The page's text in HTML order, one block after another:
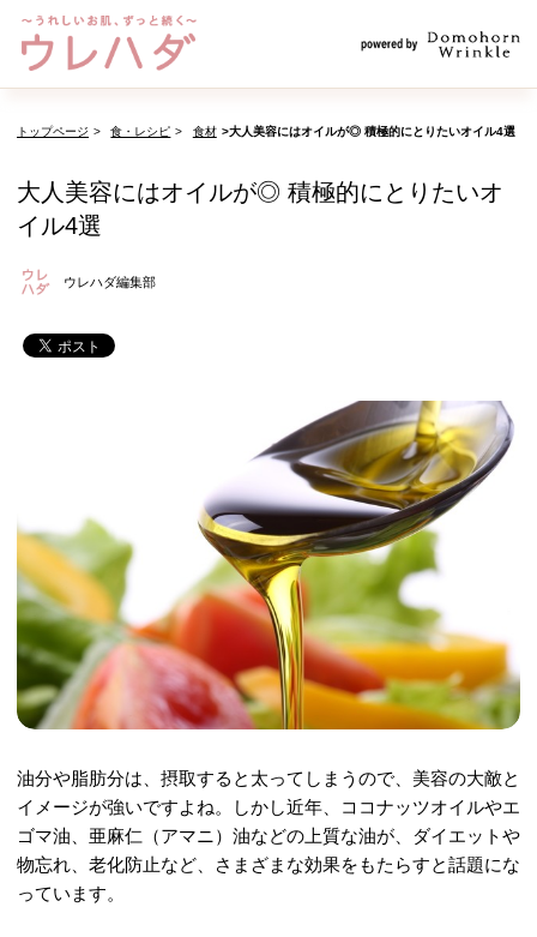
トップページ 食・レシピ 食材 大人美容にはオイルが◎ 積極的にとりたいオイル4選
大人美容にはオイルが◎ 積極的にとりたいオ
イル4選
ウレハダ編集部
油分や脂肪分は、摂取すると太ってしまうので、美容の大敵と
イメージが強いですよね。しかし近年、ココナッツオイルやエ
ゴマ油、亜麻仁（アマニ）油などの上質な油が、ダイエットや
物忘れ、老化防止など、さまざまな効果をもたらすと話題にな
っています。